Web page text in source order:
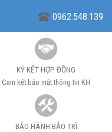
0962.548.139
KÝ KẾT HỢP ĐỒNG
Cam kết bảo mật thông tin KH
BẢO HÀNH BẢO TRÌ